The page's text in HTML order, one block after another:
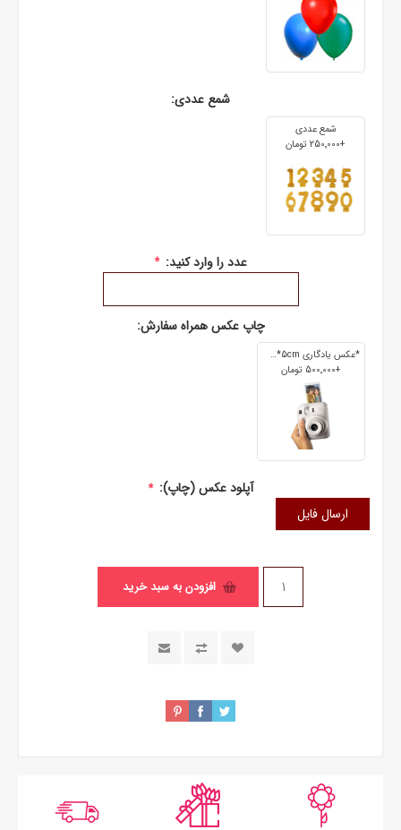
شمع عددی:
شمع عددی
+250٬000 تومان
عدد را وارد کنید: *
چاپ عکس همراه سفارش:
*عکس یادگاری 7cm*5cm
+500٬000 تومان
آپلود عکس (چاپ): *
ارسال فایل
افزودن به سبد خرید